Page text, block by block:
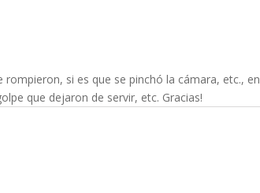
si es que se pinchó la cámara, etc., en
que dejaron de servir, etc. Gracias!